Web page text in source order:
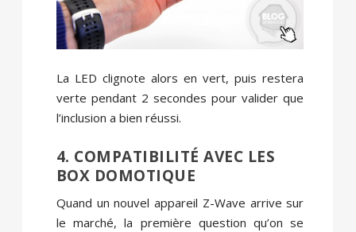
La LED clignote alors en vert, puis restera
verte pendant 2 secondes pour valider que
l’inclusion a bien réussi.
4. COMPATIBILITÉ AVEC LES
BOX DOMOTIQUE
Quand un nouvel appareil Z-Wave arrive sur
le marché, la première question qu’on se